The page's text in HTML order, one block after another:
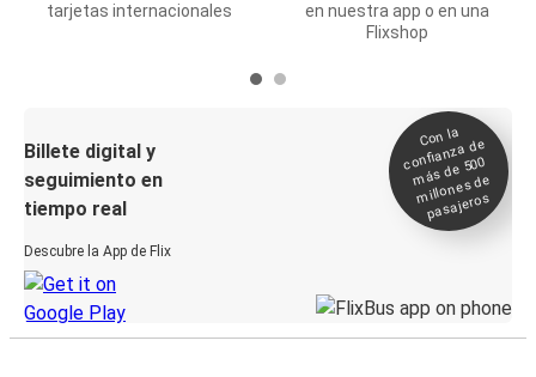
tarjetas internacionales
en nuestra app o en una
Flixshop
Billete digital y
seguimiento en
tiempo real
Descubre la App de Flix
Con la
confianza de
más de 500
millones de
pasajeros